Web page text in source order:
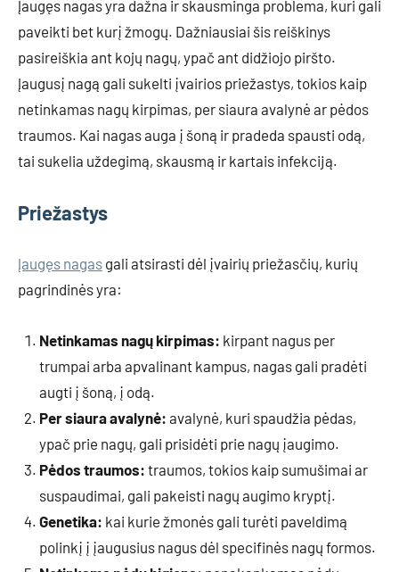
Įaugęs nagas yra dažna ir skausminga problema, kuri gali
paveikti bet kurį žmogų. Dažniausiai šis reiškinys
pasireiškia ant kojų nagų, ypač ant didžiojo piršto.
Įaugusį nagą gali sukelti įvairios priežastys, tokios kaip
netinkamas nagų kirpimas, per siaura avalynė ar pėdos
traumos. Kai nagas auga į šoną ir pradeda spausti odą,
tai sukelia uždegimą, skausmą ir kartais infekciją.
Priežastys
Įaugęs nagas gali atsirasti dėl įvairių priežasčių, kurių
pagrindinės yra:
Netinkamas nagų kirpimas: kirpant nagus per
trumpai arba apvalinant kampus, nagas gali pradėti
augti į šoną, į odą.
Per siaura avalynė: avalynė, kuri spaudžia pėdas,
ypač prie nagų, gali prisidėti prie nagų įaugimo.
Pėdos traumos: traumos, tokios kaip sumušimai ar
suspaudimai, gali pakeisti nagų augimo kryptį.
Genetika: kai kurie žmonės gali turėti paveldimą
polinkį į įaugusius nagus dėl specifinės nagų formos.